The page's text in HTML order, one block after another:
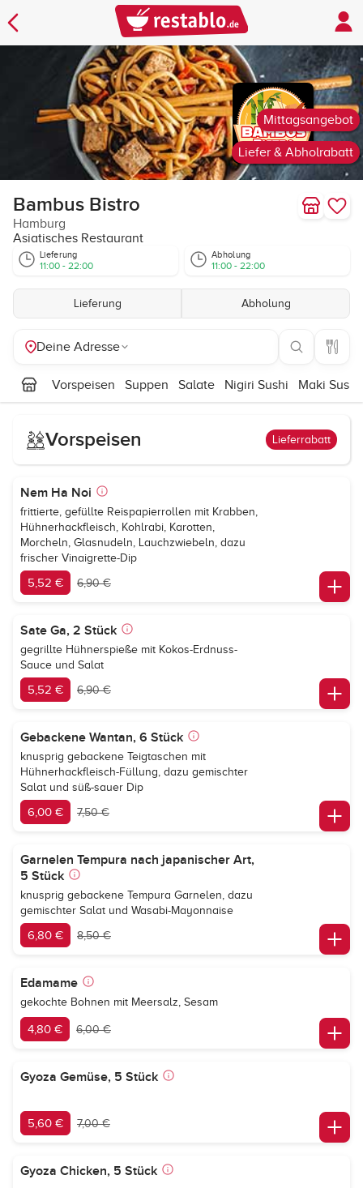
Liefer & Abholrabatt
Mittagsangebot
Bambus Bistro
Hamburg
Asiatisches Restaurant
Lieferung
11:00 - 22:00
Abholung
11:00 - 22:00
Lieferung Abholung
Deine Adresse
Vorspeisen Suppen Salate Nigiri Sushi Maki Sushi
Vorspeisen Lieferrabatt
Nem Ha Noi
frittierte, gefüllte Reispapierrollen mit Krabben,
Hühnerhackfleisch, Kohlrabi, Karotten,
Morcheln, Glasnudeln, Lauchzwiebeln, dazu
frischer Vinaigrette-Dip
5,52 € 6,90 €
Sate Ga, 2 Stück
gegrillte Hühnerspieße mit Kokos-Erdnuss-
Sauce und Salat
5,52 € 6,90 €
Gebackene Wantan, 6 Stück
knusprig gebackene Teigtaschen mit
Hühnerhackfleisch-Füllung, dazu gemischter
Salat und süß-sauer Dip
6,00 € 7,50 €
Garnelen Tempura nach japanischer Art,
5 Stück
knusprig gebackene Tempura Garnelen, dazu
gemischter Salat und Wasabi-Mayonnaise
6,80 € 8,50 €
Edamame
gekochte Bohnen mit Meersalz, Sesam
4,80 € 6,00 €
Gyoza Gemüse, 5 Stück
5,60 € 7,00 €
Gyoza Chicken, 5 Stück